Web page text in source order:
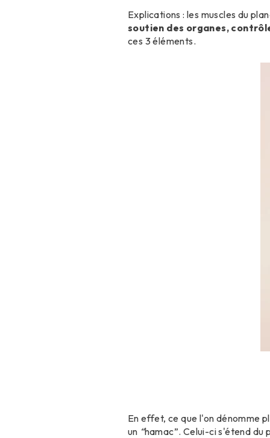
Explications : les muscles du
soutien des organes,
ces 3 éléments.
En effet, ce que l'on dénomme
un “hamac”. Celui-ci s'étend du